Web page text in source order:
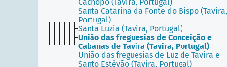
Cachopo (Tavira, Portugal)
Santa Catarina da Fonte do Bispo (Tavira,
Portugal)
Santa Luzia (Tavira, Portugal)
União das freguesias de Conceição e
Cabanas de Tavira (Tavira, Portugal)
União das freguesias de Luz de Tavira e
Santo Estêvão (Tavira, Portugal)